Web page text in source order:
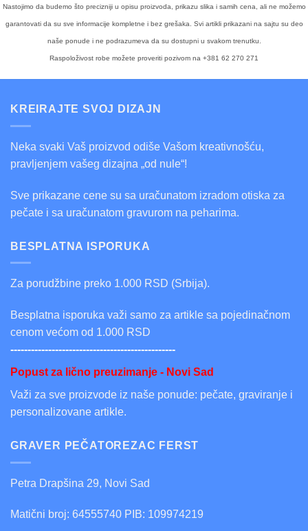
Nastojimo da budemo što precizniji u opisu proizvoda, prikazu slika i samih cena, ali ne možemo
garantovati da su sve informacije kompletne i bez grešaka. Svi artikli prikazani na sajtu su deo
naše ponude i ne podrazumeva da su dostupni u svakom trenutku.
Raspoloživost robe možete proveriti pozivom na +381 62 270 271
KREIRAJTE SVOJ DIZAJN
Neka svaki Vaš proizvod odiše Vašom kreativnošću,
pravljenjem vašeg dizajna „od nule“!
Sve prikazane cene su sa uračunatom izradom otiska za
pečate i sa uračunatom gravurom na peharima.
BESPLATNA ISPORUKA
Za porudžbine preko 1.000 RSD (Srbija).
Besplatna isporuka važi samo za artikle sa pojedinačnom
cenom većom od 1.000 RSD
------------------------------------------------
Popust za lično preuzimanje - Novi Sad
Važi za sve proizvode iz naše ponude: pečate, graviranje i
personalizovane artikle.
GRAVER PEČATOREZAC FERST
Petra Drapšina 29, Novi Sad
Matični broj: 64555740 PIB: 109974219